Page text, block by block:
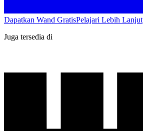
Dapatkan Wand GratisPelajari Lebih Lanjut
Juga tersedia di